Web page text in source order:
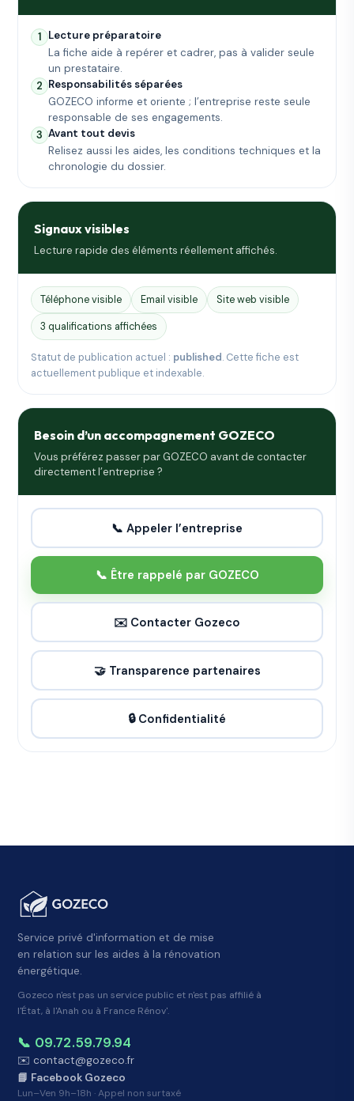
1 Lecture préparatoire
La fiche aide à repérer et cadrer, pas à valider seule
un prestataire.
2 Responsabilités séparées
GOZECO informe et oriente ; l’entreprise reste seule
responsable de ses engagements.
3 Avant tout devis
Relisez aussi les aides, les conditions techniques et la
chronologie du dossier.
Signaux visibles
Lecture rapide des éléments réellement affichés.
Téléphone visible Email visible
Site web visible
3 qualifications affichées
Statut de publication actuel : published. Cette fiche est
actuellement publique et indexable.
Besoin d’un accompagnement GOZECO
Vous préférez passer par GOZECO avant de contacter
directement l’entreprise ?
📞 Appeler l’entreprise
📞 Être rappelé par GOZECO
✉️ Contacter Gozeco
🤝 Transparence partenaires
🔒 Confidentialité
Service privé d'information et de mise
en relation sur les aides à la rénovation
énergétique.
Gozeco n'est pas un service public et n'est pas affilié à
l'État, à l'Anah ou à France Rénov'.
📞 09.72.59.79.94
✉️ contact@gozeco.fr
📘 Facebook Gozeco
Lun–Ven 9h–18h · Appel non surtaxé